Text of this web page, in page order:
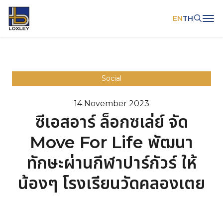
ENTH
Web Design by
Social
14 November 2023
ซีเอสอาร์ ล็อกซเล่ย์ จัด
Move For Life พัฒนา
ทักษะผ่านกีฬาปาร์กัวร์ ให้
น้องๆ โรงเรียนวัดคลองเตย